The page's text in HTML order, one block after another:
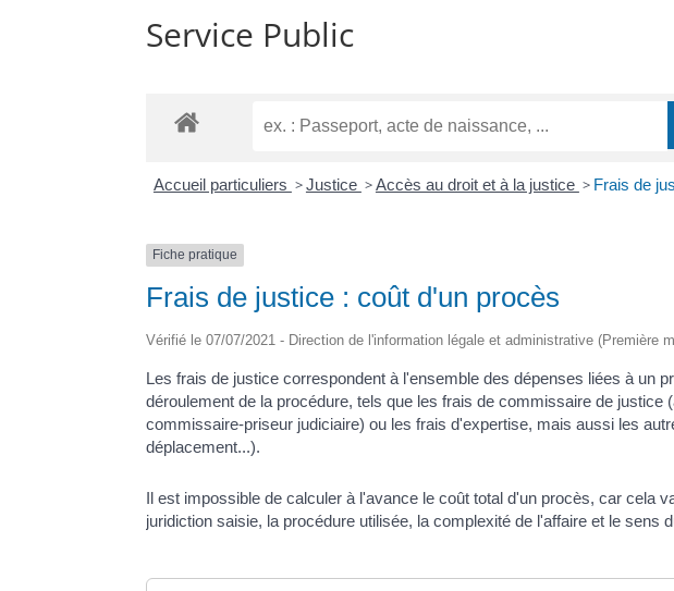
Service Public
Accueil particuliers >Justice >Accès au droit et à la justice > Frais de
Fiche pratique
Frais de justice : coût d'un procès
Vérifié le 07/07/2021 - Direction de l'information légale et administrative (Première
Les frais de justice correspondent à l'ensemble des dépenses liées à un
déroulement de la procédure, tels que les frais de commissaire de justice
commissaire-priseur judiciaire) ou les frais d'expertise, mais aussi les
déplacement...).
Il est impossible de calculer à l'avance le coût total d'un procès, car cela
juridiction saisie, la procédure utilisée, la complexité de l'affaire et le sens